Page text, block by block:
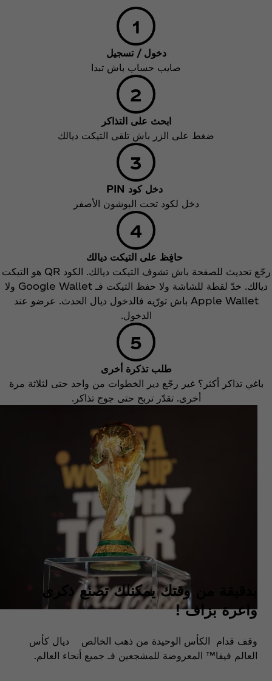
دخول / تسجيل
صايب حساب باش تبدا
ابحث على التذاكر
ضغط على الزر باش تلقى التيكت ديالك
دخل كود PIN
دخل لكود تحت البوشون الأصفر
حافِظ على التيكت ديالك
رجّع تحديث للصفحة باش تشوف التيكت ديالك. الكود QR هو التيكت
ديالك. خدّ لقطة للشاشة ولا حفظ التيكت فـ Google Wallet ولا
Apple Wallet باش تورّيه فالدخول ديال الحدث. عرضو عند
الدخول.
طلب تذكرة أخرى
باغي تذاكر أكثر؟ غير رجّع دير الخطوات من واحد حتى لثلاثة مرة
أخرى. تقدّر تربح حتى جوج تذاكر.
بدقيقة من وقتك يمكنلك تصنع ذكرى
واعرة بزاف !
وقف قدام الكأس الوحيدة من ذهب الخالص ديال كأس
العالم فيفا™ المعروضة للمشجعين فـ جميع أنحاء العالم.